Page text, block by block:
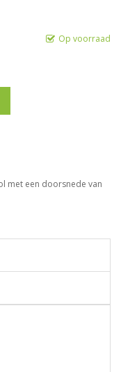
Op voorraad
met een doorsnede van